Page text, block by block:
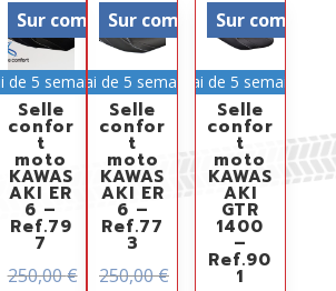
Sur commande
de 5 semaines
Selle
confor
t
moto
KAWAS
AKI ER
6 –
Ref.79
7
250,00€
Sur commande
Délai de 5 semaines
Selle
confor
t
moto
KAWAS
AKI ER
6 –
Ref.77
3
250,00€
Sur
Délai de 5 semaines
Selle
confor
t
moto
KAWAS
AKI
GTR
1400
–
Ref.90
1